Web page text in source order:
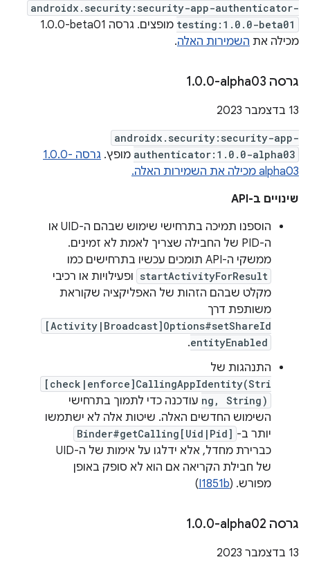
androidx.security:security-app-authenticator-
testing:1.0.0-beta01
מופצים. גרסה ‎1.0.0-beta01
מכילה את השמירות האלה.
גרסה ‎1 .0.0-alpha03
‫13 בדצמבר 2023
androidx.security:security-app-
authenticator:1.0.0-alpha03 מופץ.
גרסה ‎1.0.0-
alpha03 מכילה את השמירות האלה.
שינויים ב-API
הוספנו תמיכה בתרחישי שימוש שבהם ה-UID או
ה-PID של החבילה שצריך לאמת לא זמינים.
ממשקי ה-API תומכים עכשיו בתרחישים כמו
startActivityForResult ופעילויות או רכיבי
מקלט שבהם הזהות של האפליקציה שקוראת
משותפת דרך
[Activity|Broadcast]Options#setShareId
entityEnabled
.
התנהגות של
[check|enforce]CallingAppIdentity(Stri
ng, String) עודכנה כדי לתמוך בתרחישי
השימוש החדשים האלה. שיטות אלה לא ישתמשו
יותר ב- Binder#getCalling[Uid|Pid]
כברירת מחדל, אלא ידלגו על אימות של ה-UID
של חבילת הקריאה אם הוא לא סופק באופן
מפורש. (I1851b
)
גרסה ‎1 .0.0-alpha02
‫13 בדצמבר 2023